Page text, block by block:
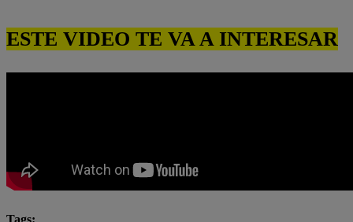
ESTE VIDEO TE VA A INTERESAR